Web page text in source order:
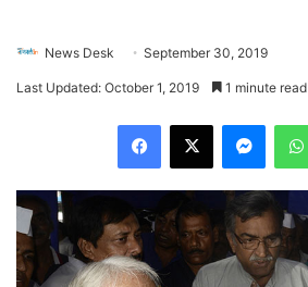
News Desk September 30, 2019
Last Updated: October 1, 2019 1 minute read